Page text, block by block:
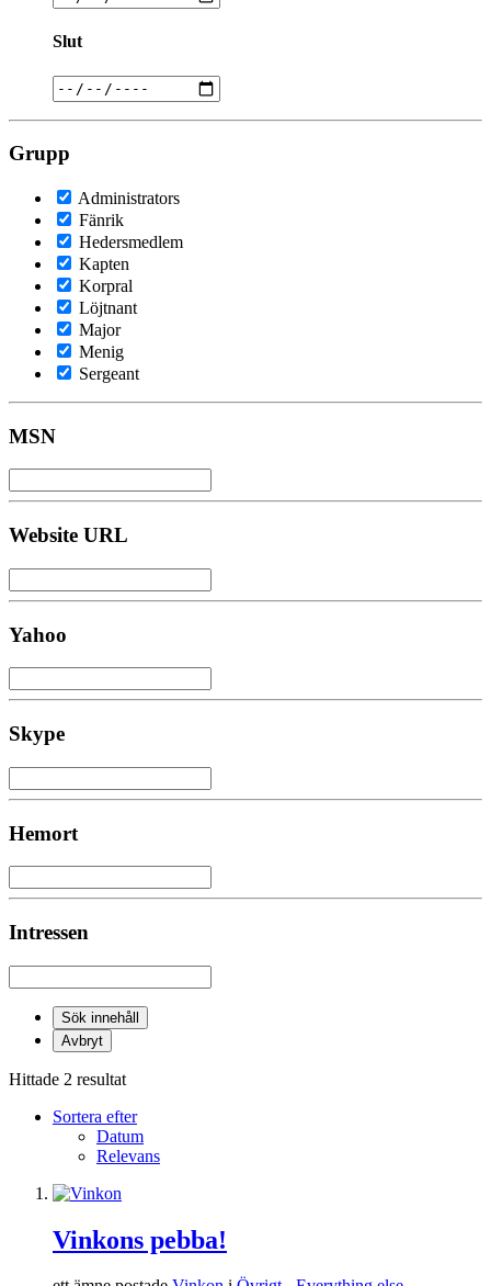
Slut
Grupp
Administrators
Fänrik
Hedersmedlem
Kapten
Korpral
Löjtnant
Major
Menig
Sergeant
MSN
Website URL
Yahoo
Skype
Hemort
Intressen
Sök innehåll
Avbryt
Hittade 2 resultat
Sortera efter
Datum
Relevans
Vinkons pebba!